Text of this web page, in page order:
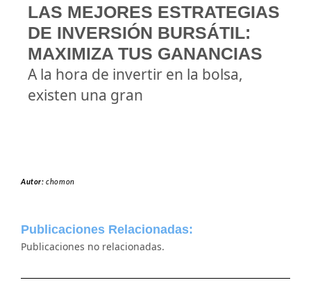
LAS MEJORES ESTRATEGIAS
DE INVERSIÓN BURSÁTIL:
MAXIMIZA TUS GANANCIAS
A la hora de invertir en la bolsa,
existen una gran
Autor:chomon
Publicaciones Relacionadas:
Publicaciones no relacionadas.